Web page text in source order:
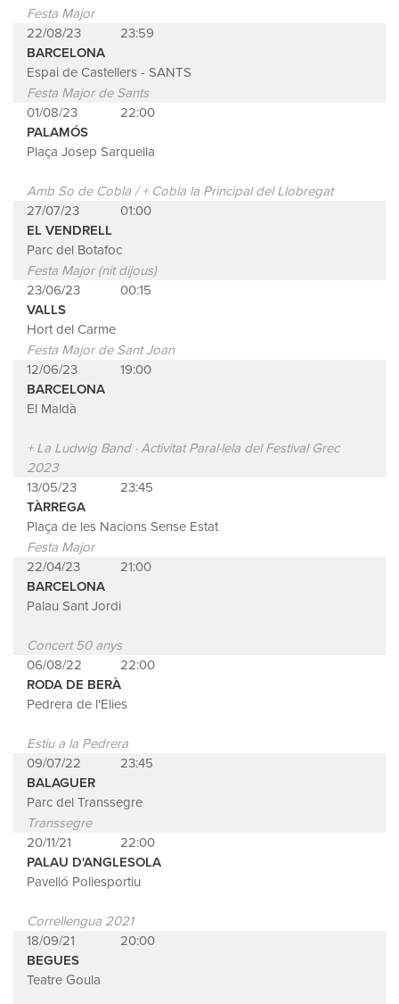
Festa Major
22/08/23
23:59
BARCELONA
Espai de Castellers - SANTS
Festa Major de Sants
01/08/23
22:00
PALAMÓS
Plaça Josep Sarquella
Amb So de Cobla / + Cobla la Principal del Llobregat
27/07/23
01:00
EL VENDRELL
Parc del Botafoc
Festa Major (nit dijous)
23/06/23
00:15
VALLS
Hort del Carme
Festa Major de Sant Joan
12/06/23
19:00
BARCELONA
El Maldà
+ La Ludwig Band · Activitat Paral·lela del Festival Grec
2023
13/05/23
23:45
TÀRREGA
Plaça de les Nacions Sense Estat
Festa Major
22/04/23
21:00
BARCELONA
Palau Sant Jordi
Concert 50 anys
06/08/22
22:00
RODA DE BERÀ
Pedrera de l'Elies
Estiu a la Pedrera
09/07/22
23:45
BALAGUER
Parc del Transsegre
Transsegre
20/11/21
22:00
PALAU D'ANGLESOLA
Pavelló Poliesportiu
Correllengua 2021
18/09/21
20:00
BEGUES
Teatre Goula